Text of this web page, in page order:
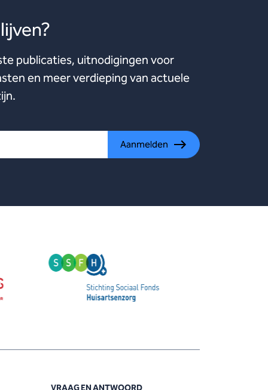
publicaties, uitnodigingen voor
en meer verdieping van actuele
Aanmelden
VRAAG EN ANTWOORD